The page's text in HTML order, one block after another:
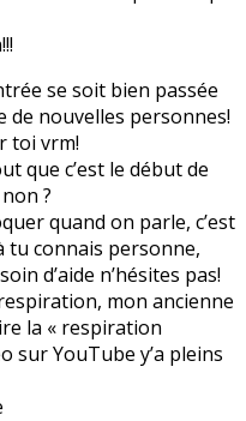
se soit bien passée
de nouvelles personnes!
toi vrm!
que c’est le début de
?
quand on parle, c’est
tu connais personne,
d’aide n’hésites pas!
mon ancienne
la « respiration
sur YouTube y’a pleins